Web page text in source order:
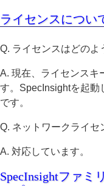
ライセンスについ
Q. ライセンスはどのよ
A. 現在、ライセンスキ
す。SpecInsightを起動
です。
Q. ネットワークライセ
A. 対応しています。
SpecInsightファミ